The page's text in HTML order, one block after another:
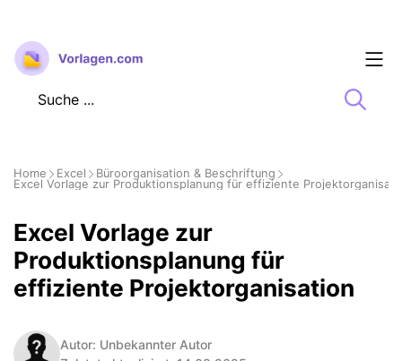
Zum
Inhalt
springen
Home Excel
Büroorganisation & Beschriftung
Excel Vorlage zur Produktionsplanung für effiziente
Excel Vorlage zur
Produktionsplanung für
effiziente Projektorganisation
Autor: Unbekannter Autor